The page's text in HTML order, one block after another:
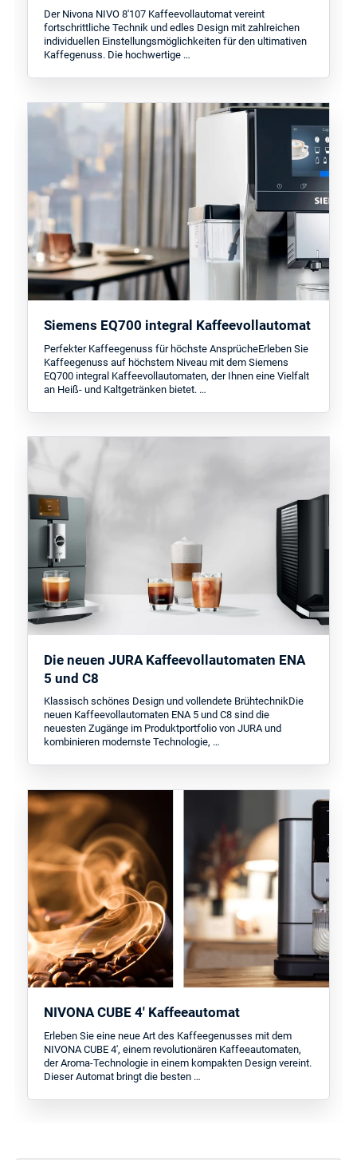
Der Nivona NIVO 8'107 Kaffeevollautomat vereint
fortschrittliche Technik und edles Design mit zahlreichen
individuellen Einstellungsmöglichkeiten für den ultimativen
Kaffegenuss. Die hochwertige …
Siemens EQ700 integral Kaffeevollautomat
Perfekter Kaffeegenuss für höchste AnsprücheErleben Sie
Kaffeegenuss auf höchstem Niveau mit dem Siemens
EQ700 integral Kaffeevollautomaten, der Ihnen eine Vielfalt
an Heiß- und Kaltgetränken bietet. …
Die neuen JURA Kaffeevollautomaten ENA
5 und C8
Klassisch schönes Design und vollendete BrühtechnikDie
neuen Kaffeevollautomaten ENA 5 und C8 sind die
neuesten Zugänge im Produktportfolio von JURA und
kombinieren modernste Technologie, …
NIVONA CUBE 4' Kaffeeautomat
Erleben Sie eine neue Art des Kaffeegenusses mit dem
NIVONA CUBE 4', einem revolutionären Kaffeeautomaten,
der Aroma-Technologie in einem kompakten Design vereint.
Dieser Automat bringt die besten …